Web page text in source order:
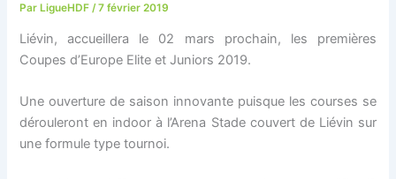
ParLigueHDF /7 février 2019
Liévin, accueillera le 02 mars prochain, les premières
Coupes d’Europe Elite et Juniors 2019.
Une ouverture de saison innovante puisque les courses se
dérouleront en indoor à l’Arena Stade couvert de Liévin sur
une formule type tournoi.